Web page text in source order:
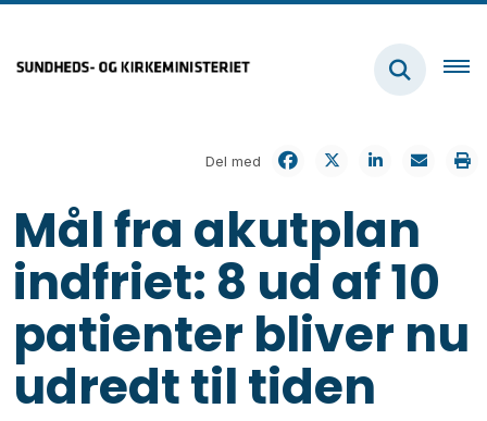
Del med
Mål fra akutplan
indfriet: 8 ud af 10
patienter bliver nu
udredt til tiden